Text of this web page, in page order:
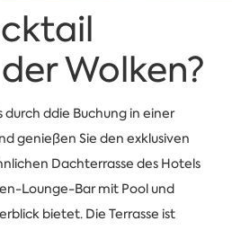
Wolken?
durch ddie Buchung in einer
genießen Sie den exklusiven
Dachterrasse des Hotels
Lounge-Bar mit Pool und
bietet. Die Terrasse ist